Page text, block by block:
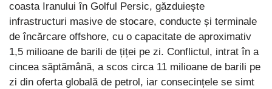
coasta Iranului în Golful Persic, găzduiește
infrastructuri masive de stocare, conducte și terminale
de încărcare offshore, cu o capacitate de aproximativ
1,5 milioane de barili de țiței pe zi. Conflictul, intrat în a
cincea săptămână, a scos circa 11 milioane de barili pe
zi din oferta globală de petrol, iar consecințele se simt